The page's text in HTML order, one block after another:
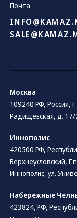
Почта
Москва
109240 РФ, Россия,
Радищевская, д. 17/
Иннополис
420500 РФ,
Верхнеусловский,
Иннополис, ул.
Набережные
423824, РФ,